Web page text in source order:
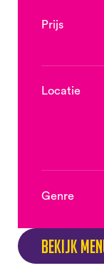
Prijs
Locatie
Genre
Bekijk